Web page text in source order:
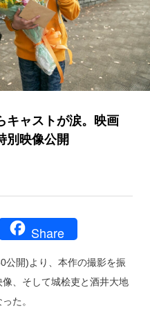
キャストが涙。映画
別映像公開
Share
公開)より、本作の撮影を振
、そして城桧吏と酒井大地
た。